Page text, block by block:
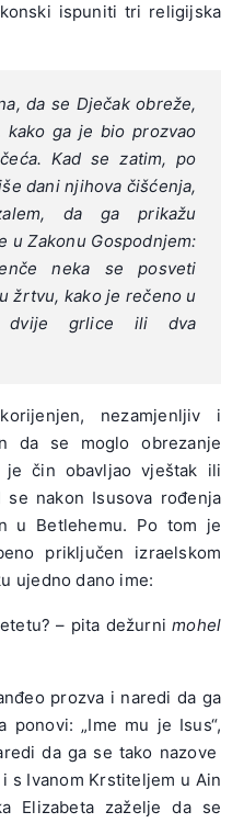
ispuniti tri religijska
da se Dječak obreže,
kako ga je bio prozvao
Kad se zatim, po
dani njihova čišćenja,
da ga prikažu
u Zakonu Gospodnjem:
neka se posveti
žrtvu, kako je rečeno u
dvije grlice ili dva
nezamjenljiv i
da se moglo obrezanje
čin obavljao vještak ili
se nakon Isusova rođenja
u Betlehemu. Po tom je
priključen izraelskom
ujedno dano ime:
– pita dežurnimohel
prozva i naredi da ga
ponovi: „Ime mu je Isus“,
da ga se tako nazove
s Ivanom Krstiteljem u Ain
Elizabeta zaželje da se